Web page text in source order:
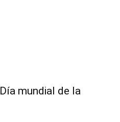
mundial de la